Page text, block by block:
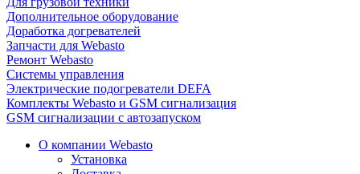
Дополнительное оборудование
Доработка догревателей
Запчасти для Webasto
Ремонт Webasto
Системы управления
Электрические подогреватели DEFA
Комплекты Webasto и GSM сигнализация
GSM сигнализации с автозапуском
О компании Webasto
Установка